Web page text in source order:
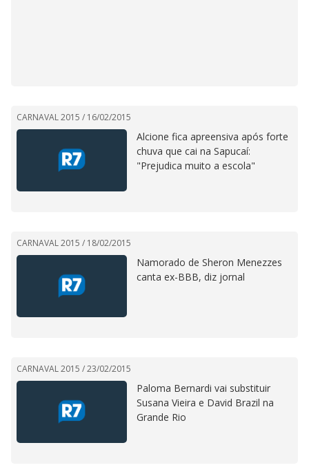
CARNAVAL 2015 / 16/02/2015
Alcione fica apreensiva após forte
chuva que cai na Sapucaí:
"Prejudica muito a escola"
CARNAVAL 2015 / 18/02/2015
Namorado de Sheron Menezzes
canta ex-BBB, diz jornal
CARNAVAL 2015 /23/02/2015
Paloma Bernardi vai substituir
Susana Vieira e David Brazil na
Grande Rio